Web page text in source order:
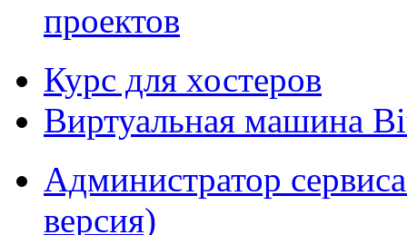
проектов
Курс для хостеров
Виртуальная машина
Администратор
версия)